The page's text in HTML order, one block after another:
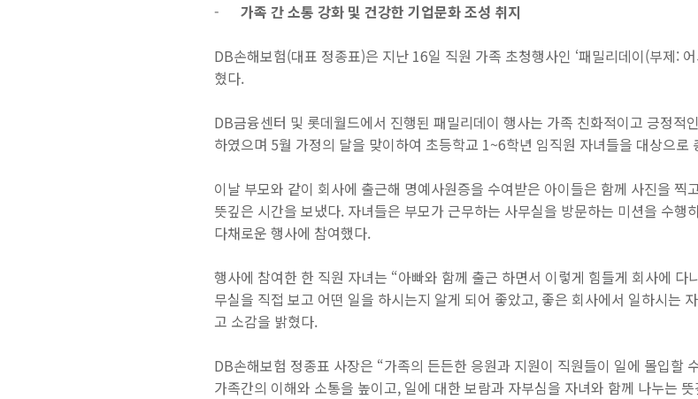
- 가족 간 소통 강화 및 건강한 기업문화 조성 취지
DB손해보험(대표 정종표)은 지난 16일 직원 가족 초청행사인 ‘패밀리데이(부제:
혔다.
DB금융센터 및 롯데월드에서 진행된 패밀리데이 행사는 가족 친화적이고 긍정적
하였으며 5월 가정의 달을 맞이하여 초등학교 1~6학년 임직원 자녀들을 대상으로
이날 부모와 같이 회사에 출근해 명예사원증을 수여받은 아이들은 함께 사진을 찍
뜻깊은 시간을 보냈다. 자녀들은 부모가 근무하는 사무실을 방문하는 미션을 수행
다채로운 행사에 참여했다.
행사에 참여한 한 직원 자녀는 “아빠와 함께 출근 하면서 이렇게 힘들게 회사에
무실을 직접 보고 어떤 일을 하시는지 알게 되어 좋았고, 좋은 회사에서 일하시는
고 소감을 밝혔다.
DB손해보험 정종표 사장은 “가족의 든든한 응원과 지원이 직원들이 일에 몰입할
가족간의 이해와 소통을 높이고, 일에 대한 보람과 자부심을 자녀와 함께 나누는